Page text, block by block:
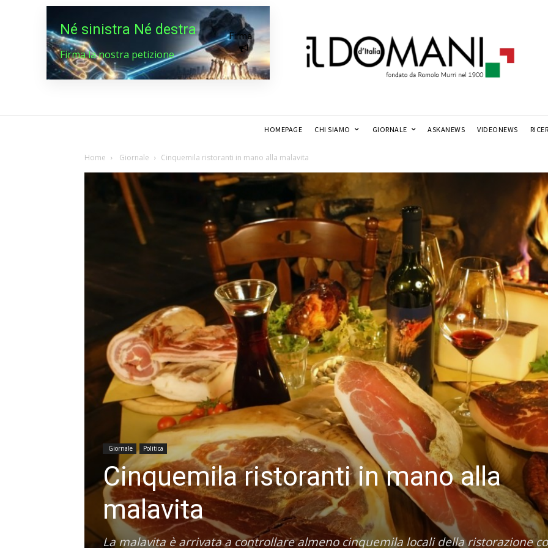
Né sinistra Né destra
Firma la nostra petizione
Firma
HOMEPAGE CHI SIAMO GIORNALE ASKANEWS VIDEONEWS
Home Giornale Cinquemila ristoranti in mano alla malavita
Giornale Politica
Cinquemila ristoranti in mano alla
malavita
La malavita è arrivata a controllare almeno cinquemila locali della ristorazione